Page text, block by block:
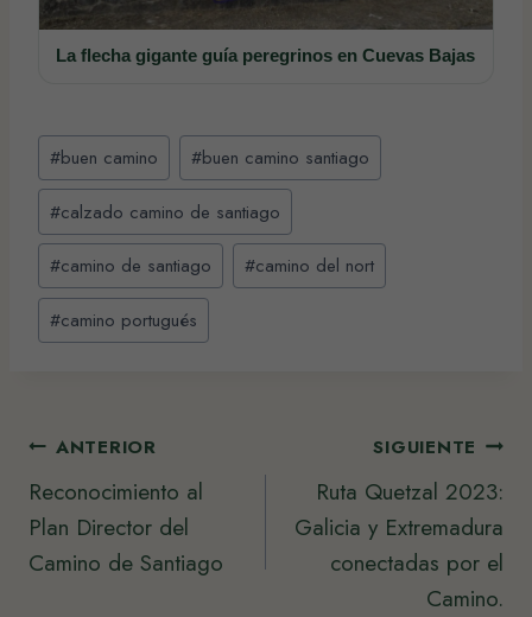
La flecha gigante guía peregrinos en Cuevas Bajas
Etiquetas
de
la
entrada:
#buen camino #buen camino santiago
#calzado camino de santiago
#camino de santiago #camino del nort
#camino portugués
Navegación
de
entradas
ANTERIOR
Reconocimiento al
Plan Director del
Camino de Santiago
SIGUIENTE
Ruta Quetzal 2023:
Galicia y Extremadura
conectadas por el
Camino.